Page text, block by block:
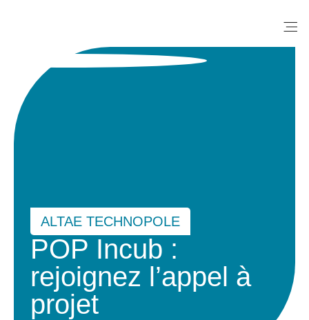
ALTAE TECHNOPOLE
POP Incub :
rejoignez l’appel à
projet